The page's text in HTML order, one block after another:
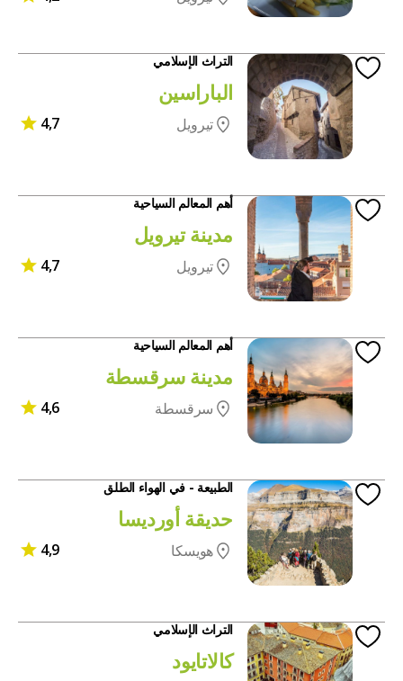
التراث الإسلامي
الباراسين
تيرويل 4,7
أهم المعالم السياحية
مدينة تيرويل
تيرويل 4,7
أهم المعالم السياحية
مدينة سرقسطة
سرقسطة 4,6
الطبيعة - في الهواء الطلق
حديقة أورديسا
هويسكا 4,9
التراث الإسلامي
كالاتايود